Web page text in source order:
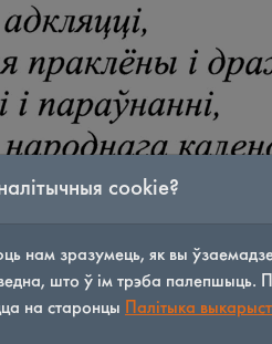
cookie?
нам зразумець, як вы
што ў ім трэба палепшыць.
на старонцы Палітыка